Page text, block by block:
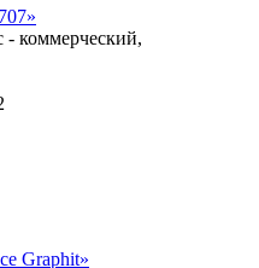
- коммерческий,